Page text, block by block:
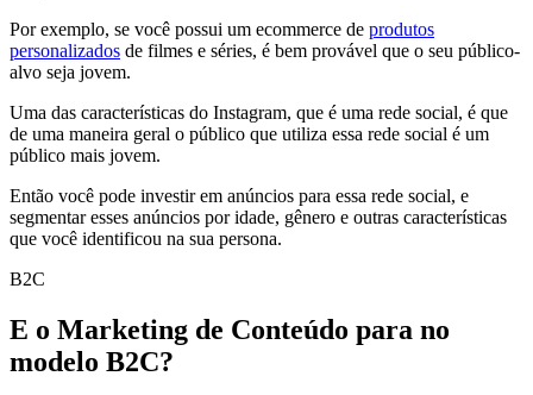
Por exemplo, se você possui um ecommerce de produtos
personalizados de filmes e séries, é bem provável que o seu público-
alvo seja jovem.
Uma das características do Instagram, que é uma rede social, é que
de uma maneira geral o público que utiliza essa rede social é um
público mais jovem.
Então você pode investir em anúncios para essa rede social, e
segmentar esses anúncios por idade, gênero e outras características
que você identificou na sua persona.
B2C
E o Marketing de Conteúdo para no
modelo B2C?